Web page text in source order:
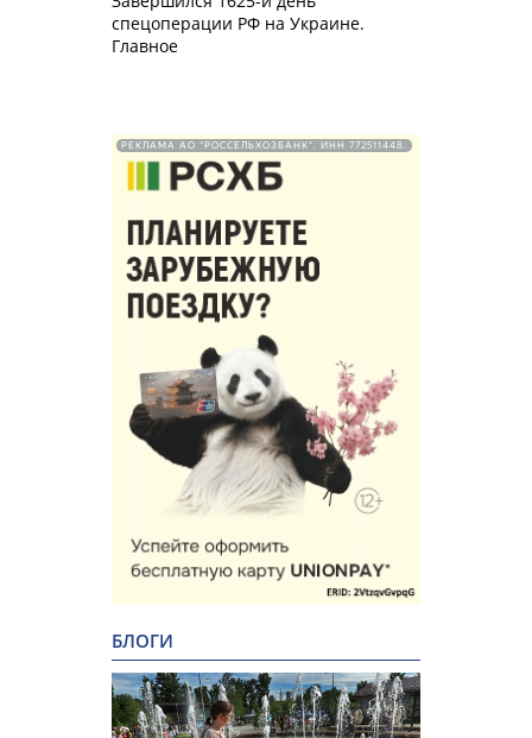
спецоперации РФ на Украине.
Главное
РЕКЛАМА АО "РОССЕЛЬХОЗБАНК". ИНН 772511448.
БЛОГИ